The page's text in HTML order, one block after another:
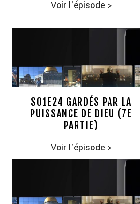
Voir l'épisode >
S01E24 GARDÉS PAR LA
PUISSANCE DE DIEU (7E
PARTIE)
Voir l'épisode >